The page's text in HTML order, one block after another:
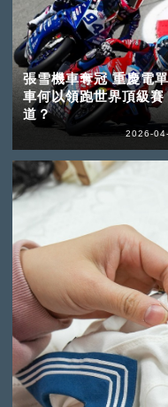
張雪機車奪冠 重慶電單
車何以領跑世界頂級賽
道？
2026-